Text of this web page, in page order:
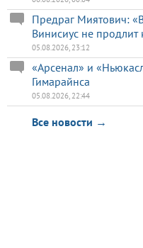
Предраг Миятович:
Винисиус не продлит
05.08.2026, 23:12
«Арсенал» и
Гимарайнса
05.08.2026, 22:44
Все новости →